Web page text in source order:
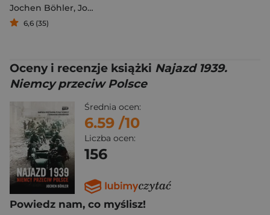
Jochen Böhler, Jochen Boehler
6,6 (35)
Oceny i recenzje książki Najazd 1939.
Niemcy przeciw Polsce
Średnia ocen:
6.59 /10
Liczba ocen:
156
Powiedz nam, co myślisz!